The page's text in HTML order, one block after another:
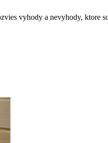
vyhody a nevyhody, ktore